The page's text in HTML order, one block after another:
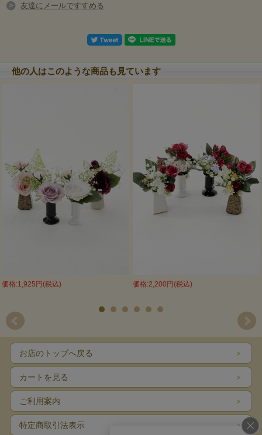
友達にメールですすめる
他の人はこのような商品も見ています
価格:1,925円(税込) 価格:2,200円(税込)
お店のトップへ戻る
カートを見る
ご利用案内
特定商取引法表示